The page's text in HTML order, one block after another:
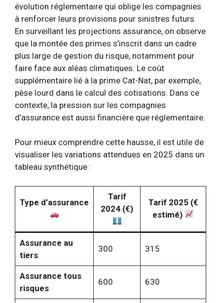
évolution réglementaire qui oblige les compagnies
à renforcer leurs provisions pour sinistres futurs.
En surveillant les projections assurance, on observe
que la montée des primes s’inscrit dans un cadre
plus large de gestion du risque, notamment pour
faire face aux aléas climatiques. Le coût
supplémentaire lié à la prime Cat-Nat, par exemple,
pèse lourd dans le calcul des cotisations. Dans ce
contexte, la pression sur les compagnies
d’assurance est aussi financière que réglementaire.
Pour mieux comprendre cette hausse, il est utile de
visualiser les variations attendues en 2025 dans un
tableau synthétique :
Type d’assurance
Tarif
2024 (€)
Tarif 2025 (€
estimé)
Assurance au
tiers
300 315
Assurance tous
risques
600 630